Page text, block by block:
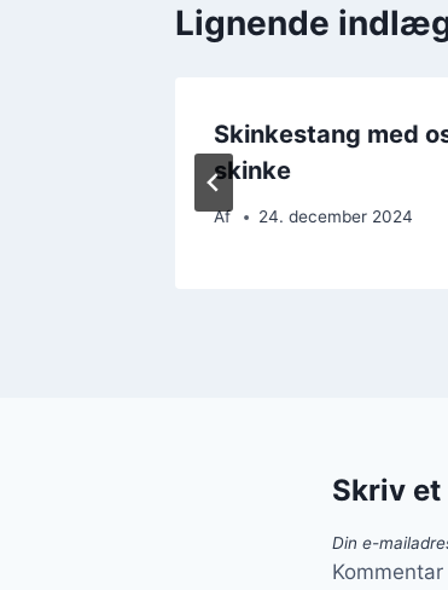
Lignende
Skinkestang med
skinke
Af 24. december 2024
Skriv et
Din e-
Kommentar